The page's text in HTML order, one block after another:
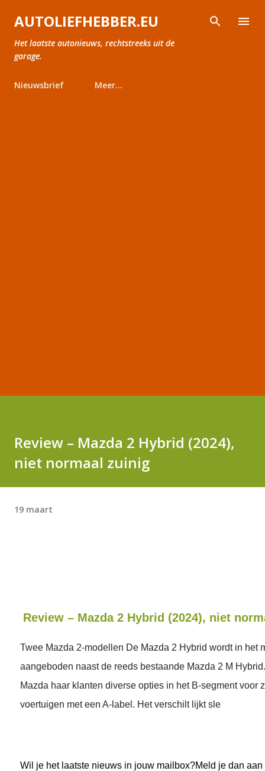
Doorgaan naar hoofdcontent
AUTOLIEFHEBBER.EU
Het laatste autonieuws, rechtstreeks uit de
garage.
Nieuwsbrief Meer…
Review – Mazda 2 Hybrid (2024),
niet normaal zuinig
19 maart
Review – Mazda 2 Hybrid (2024), niet
Twee Mazda 2-modellen De Mazda 2 Hybrid wordt in het
aangeboden naast de reeds bestaande Mazda 2 M
Mazda haar klanten diverse opties in het B-segment voor
voertuigen met een A-label. Het verschilt lijkt sle
Wil je het laatste nieuws in jouw mailbox?Meld je dan aan